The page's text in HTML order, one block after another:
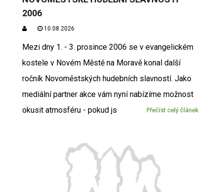
2006
10.08.2026
Mezi dny 1. - 3. prosince 2006 se v evangelickém
kostele v Novém Městě na Moravě konal další
ročník Novoměstských hudebních slavností. Jako
mediální partner akce vám nyní nabízíme možnost
okusit atmosféru - pokud js
Přečíst celý článek